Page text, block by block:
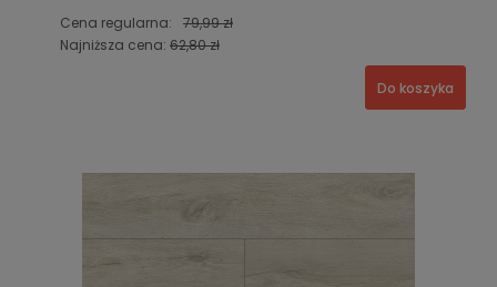
Cena regularna:
79,99 zł
Najniższa cena: 62,80 zł
Do koszyka